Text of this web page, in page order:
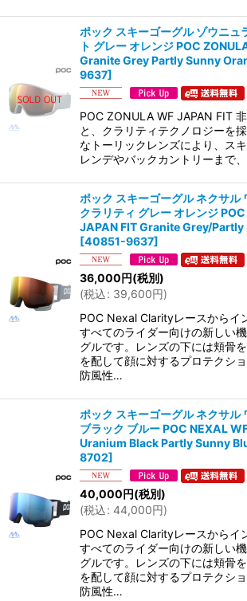
ポック スキーゴーグル ゾウニュ
ト グレー オレンジ POC
Granite Grey Partly Sunny
9637]
POC ZONULA WF JAPAN FIT
と、クラリティテクノロジーを
なトーリックレンズにより、ス
レンデやバックカントリーまで
ポック スキーゴーグル ネクサル
クラリティ グレー オレンジ
JAPAN FIT Granite Grey/
[40851-9637]
36,000円(税別)
(税込: 39,600円)
POC Nexal Clarityレースからイ
すべてのライダー向けの新しい
グルです。レンズの下には頬骨
を配して顔に対するプロテクショ
防風性…
ポック スキーゴーグル ネクサル
ブラック ブルー POC NEXAL
Uranium Black Partly Sunny
8702]
40,000円(税別)
(税込: 44,000円)
POC Nexal Clarityレースからイ
すべてのライダー向けの新しい
グルです。レンズの下には頬骨
を配して顔に対するプロテクショ
防風性…